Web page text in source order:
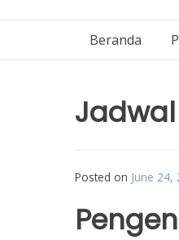
Beranda
Jadwal
Posted on June 24,